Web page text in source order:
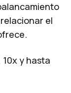
el
10x y hasta